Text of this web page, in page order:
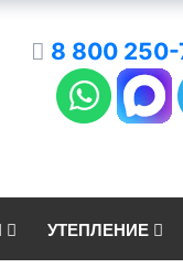
8 800
УТЕПЛЕНИЕ